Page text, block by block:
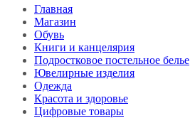
Главная
Магазин
Обувь
Книги и канцелярия
Подростковое постельное белье
Ювелирные изделия
Одежда
Красота и здоровье
Цифровые товары